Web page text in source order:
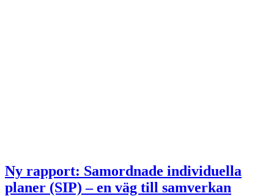
Ny rapport: Samordnade individuella
planer (SIP) – en väg till samverkan